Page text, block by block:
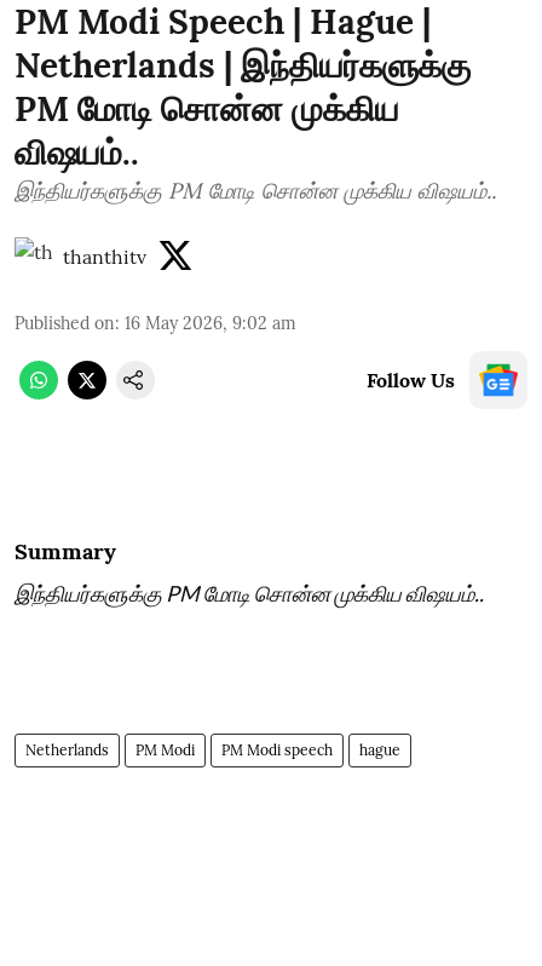
PM Modi Speech | Hague |
Netherlands | இந்தியர்களுக்கு
PM மோடி சொன்ன முக்கிய
விஷயம்..
இந்தியர்களுக்கு PM மோடி சொன்ன முக்கிய விஷயம்..
thanthitv
Published on: 16 May 2026, 9:02 am
Follow Us
Summary
இந்தியர்களுக்கு PM மோடி சொன்ன முக்கிய விஷயம்..
Netherlands PM Modi PM Modi speech hague